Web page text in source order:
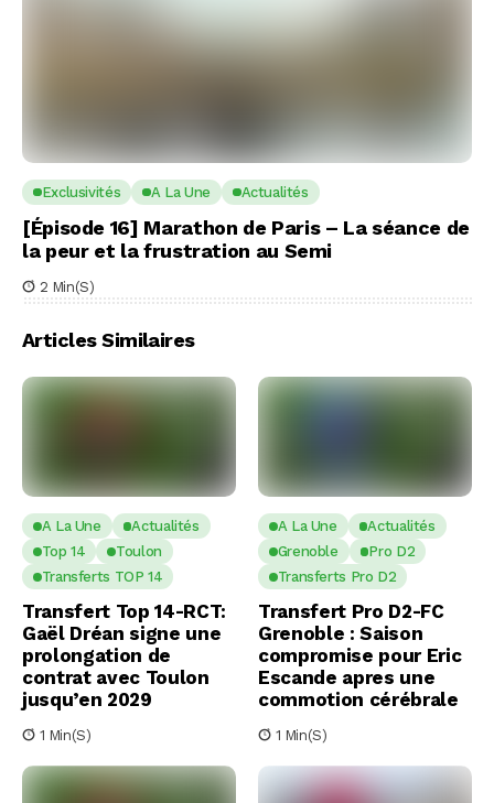
Exclusivités A La Une Actualités
[Épisode 16] Marathon de Paris – La séance de
la peur et la frustration au Semi
2 Min(s)
Articles Similaires
A La Une
Actualités
Top 14
Toulon
Transferts TOP 14
Transfert Top 14-RCT:
Gaël Dréan signe une
prolongation de
contrat avec Toulon
jusqu’en 2029
1 Min(s)
A La Une
Actualités
Grenoble
Pro D2
Transferts Pro D2
Transfert Pro D2-FC
Grenoble : Saison
compromise pour Eric
Escande apres une
commotion cérébrale
1 Min(s)